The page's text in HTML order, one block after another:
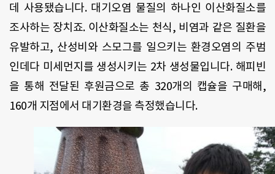
데 사용됐습니다. 대기오염 물질의 하나인 이산화질소를
조사하는 장치죠. 이산화질소는 천식, 비염과 같은 질환을
유발하고, 산성비와 스모그를 일으키는 환경오염의 주범
인데다 미세먼지를 생성시키는 2차 생성물입니다. 해피빈
을 통해 전달된 후원금으로 총 320개의 캡슐을 구매해 ,
160개 지점에서 대기환경을 측정했습니다.